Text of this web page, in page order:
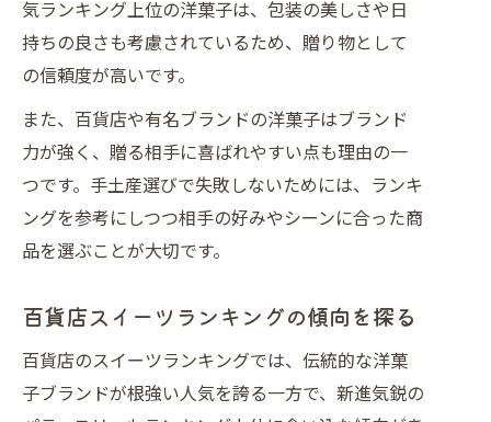
洋菓子ランキングで見極める最新スイーツ
洋菓子人気ランキングで話題の新定番
を紹介
女性人気スイーツランキングで注目の
新顔
SNS発洋菓子トレンドとランキングの
関係
百貨店スイーツランキングから探る新
体験
気ランキング上位の洋菓子は、包装の美しさや日
持ちの良さも考慮されているため、贈り物として
の信頼度が高いです。
また、百貨店や有名ブランドの洋菓子はブランド
力が強く、贈る相手に喜ばれやすい点も理由の一
つです。手土産選びで失敗しないためには、ランキ
ングを参考にしつつ相手の好みやシーンに合った商
品を選ぶことが大切です。
百貨店スイーツランキングの傾向を探る
百貨店のスイーツランキングでは、伝統的な洋菓
子ブランドが根強い人気を誇る一方で、新進気鋭の